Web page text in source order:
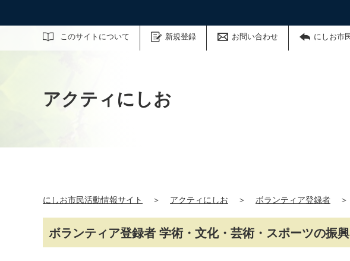
このサイトについて 新規登録 お問い合わせ にしお市
サイト内検索
アクティにしお
にしお市民活動情報サイト ＞ アクティにしお ＞ ボランティア登録者 ＞
ボランティア登録者 学術・文化・芸術・スポーツの振興